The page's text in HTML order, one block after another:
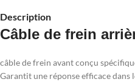
Description
Câble de frein
câble de frein avant conçu
Garantit une réponse efficace dans